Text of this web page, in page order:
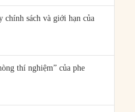
chính sách và giới hạn của
thí nghiệm” của phe